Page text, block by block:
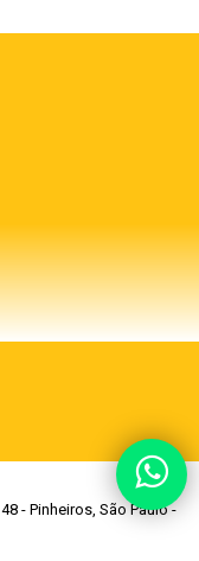
- Pinheiros, São Paulo -